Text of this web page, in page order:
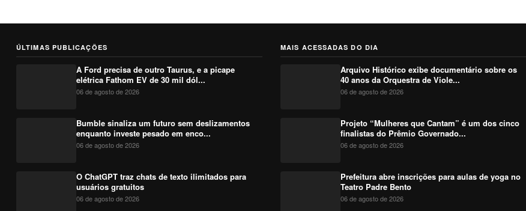
ÚLTIMAS PUBLICAÇÕES
A Ford precisa de outro Taurus, e a picape
elétrica Fathom EV de 30 mil dól...
06 de agosto de 2026
Bumble sinaliza um futuro sem deslizamentos
enquanto investe pesado em enco...
06 de agosto de 2026
O ChatGPT traz chats de texto ilimitados para
usuários gratuitos
06 de agosto de 2026
MAIS ACESSADAS DO DIA
Arquivo Histórico exibe documentário sobre os
40 anos da Orquestra de Viole...
06 de agosto de 2026
Projeto “Mulheres que Cantam” é um dos cinco
finalistas do Prêmio Governado...
06 de agosto de 2026
Prefeitura abre inscrições para aulas de yoga no
Teatro Padre Bento
06 de agosto de 2026